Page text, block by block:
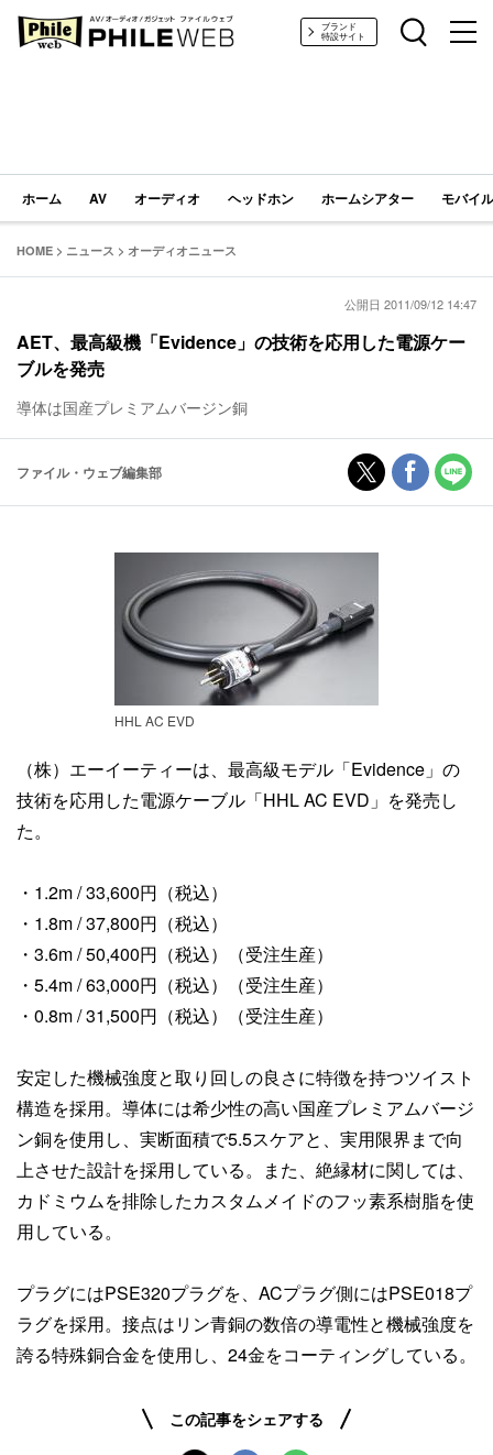
PHILE WEB｜AV/オーディオ/ガジェットブランド
特設サイト
ホーム AV オーディオ ヘッドホン ホームシアター モバイ
HOME > ニュース > オーディオニュース
公開日 2011/09/12 14:47
AET、最高級機「Evidence」の技術を応用した電源ケー
ブルを発売
導体は国産プレミアムバージン銅
ファイル・ウェブ編集部
HHL AC EVD
（株）エーイーティーは、最高級モデル「Evidence」の
技術を応用した電源ケーブル「HHL AC EVD」を発売し
た。
・1.2m / 33,600円（税込）
・1.8m / 37,800円（税込）
・3.6m / 50,400円（税込）（受注生産）
・5.4m / 63,000円（税込）（受注生産）
・0.8m / 31,500円（税込）（受注生産）
安定した機械強度と取り回しの良さに特徴を持つツイスト
構造を採用。導体には希少性の高い国産プレミアムバージ
ン銅を使用し、実断面積で5.5スケアと、実用限界まで向
上させた設計を採用している。また、絶縁材に関しては、
カドミウムを排除したカスタムメイドのフッ素系樹脂を使
用している。
プラグにはPSE320プラグを、ACプラグ側にはPSE018プ
ラグを採用。接点はリン青銅の数倍の導電性と機械強度を
誇る特殊銅合金を使用し、24金をコーティングしている。
この記事をシェアする